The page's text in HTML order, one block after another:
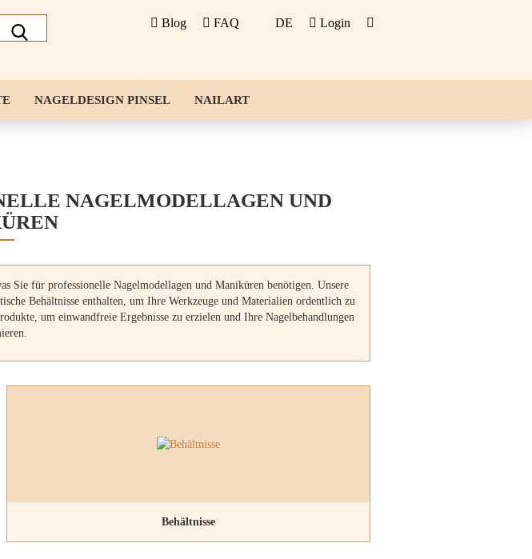
Blog FAQ DE Login
NAGELDESIGN PINSEL NAILART
NAGELMODELLAGEN UND
Sie für professionelle Nagelmodellagen und Maniküren benötigen. Unsere
Behältnisse enthalten, um Ihre Werkzeuge und Materialien ordentlich zu
um einwandfreie Ergebnisse zu erzielen und Ihre Nagelbehandlungen
Behältnisse